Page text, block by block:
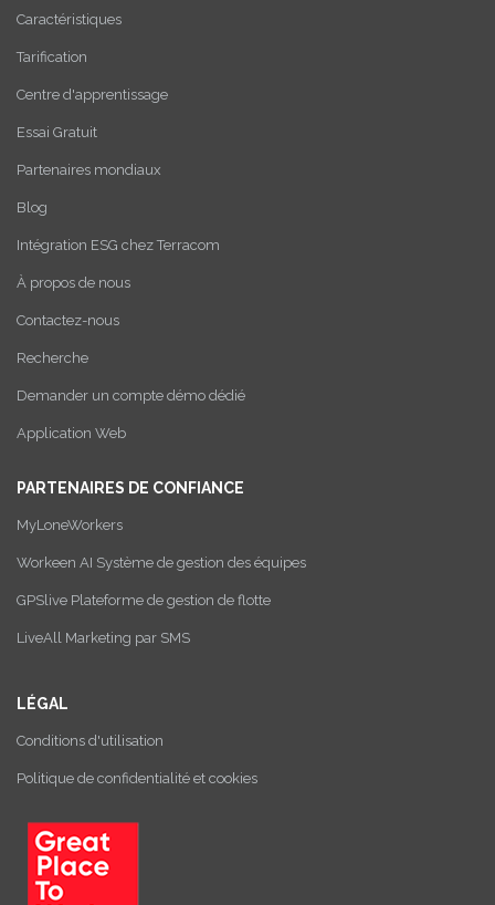
Caractéristiques
Tarification
Centre d'apprentissage
Essai Gratuit
Partenaires mondiaux
Blog
Intégration ESG chez Terracom
À propos de nous
Contactez-nous
Recherche
Demander un compte démo dédié
Application Web
PARTENAIRES DE CONFIANCE
MyLoneWorkers
Workeen AI Système de gestion des équipes
GPSlive Plateforme de gestion de flotte
LiveAll Marketing par SMS
LÉGAL
Conditions d'utilisation
Politique de confidentialité et cookies